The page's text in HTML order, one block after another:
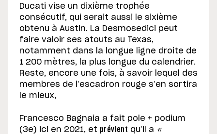
Ducati vise un dixième trophée
consécutif, qui serait aussi le sixième
obtenu à Austin. La Desmosedici peut
faire valoir ses atouts au Texas,
notamment dans la longue ligne droite de
1 200 mètres, la plus longue du calendrier.
Reste, encore une fois, à savoir lequel des
membres de l’escadron rouge s’en sortira
le mieux,
Francesco Bagnaia a fait pole + podium
(3e) ici en 2021, et prévient qu’il a «